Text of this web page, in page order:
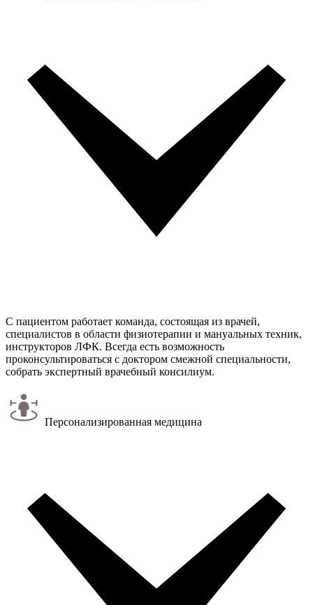
С пациентом работает команда, состоящая из врачей,
специалистов в области физиотерапии и мануальных техник,
инструкторов ЛФК. Всегда есть возможность
проконсультироваться с доктором смежной специальности,
собрать экспертный врачебный консилиум.
Персонализированная медицина